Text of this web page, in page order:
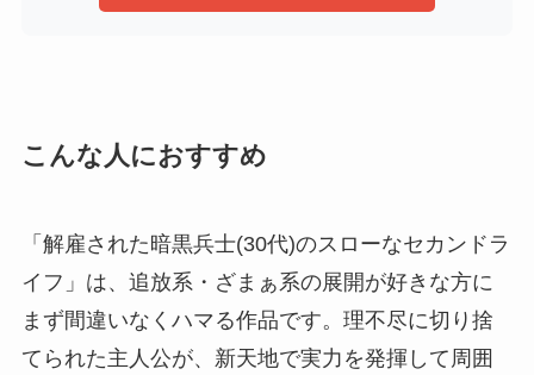
こんな人におすすめ
「解雇された暗黒兵士(30代)のスローなセカンドラ
イフ」は、追放系・ざまぁ系の展開が好きな方に
まず間違いなくハマる作品です。理不尽に切り捨
てられた主人公が、新天地で実力を発揮して周囲